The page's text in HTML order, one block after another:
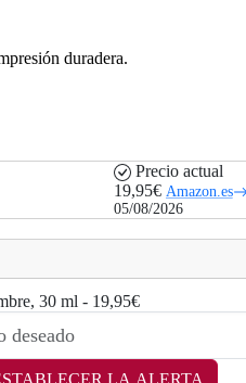
duradera.
Precio actual
19,95€ Amazon.es
05/08/2026
30 ml - 19,95€
LA ALERTA